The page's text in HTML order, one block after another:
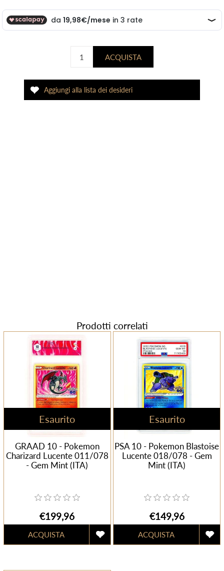
Prodotti correlati
Esaurito
GRAAD 10 - Pokemon
Charizard Lucente 011/078
- Gem Mint (ITA)
€199,96
Esaurito
PSA 10 - Pokemon Blastoise
Lucente 018/078 - Gem
Mint (ITA)
€149,96